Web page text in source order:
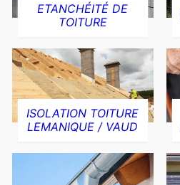
ETANCHÉITÉ DE
TOITURE
ISOLATION TOITURE
LEMANIQUE / VAUD